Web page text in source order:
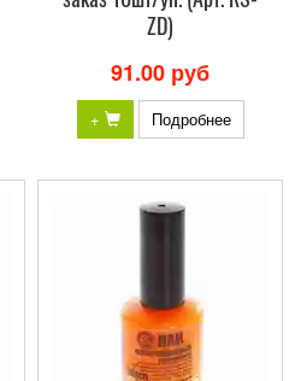
ZD)
91.00 руб
+ Подробнее